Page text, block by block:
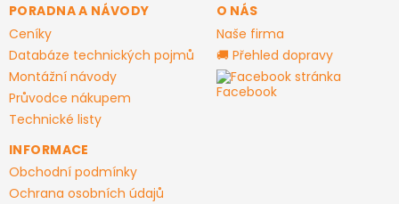
PORADNA A NÁVODY
Ceníky
Databáze technických pojmů
Montážní návody
Průvodce nákupem
Technické listy
O NÁS
Naše firma
🚚 Přehled dopravy
Facebook stránka
INFORMACE
Obchodní podmínky
Ochrana osobních údajů